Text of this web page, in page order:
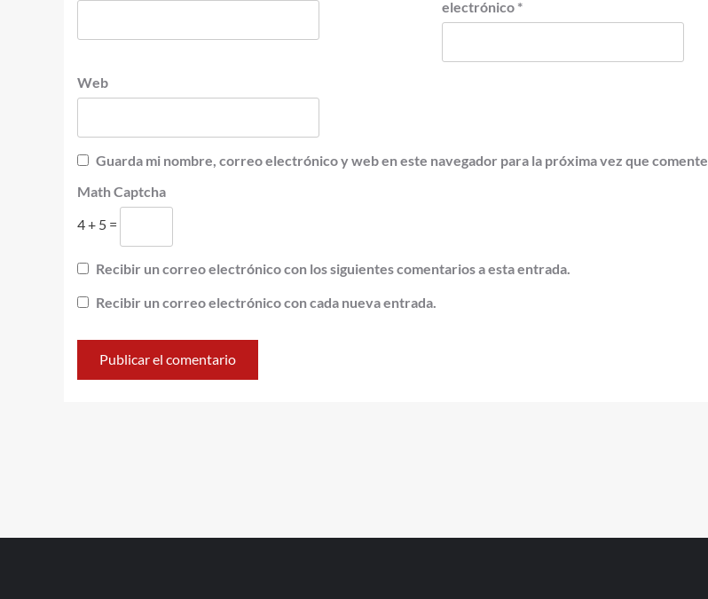
electrónico *
Web
Guarda mi nombre, correo electrónico y web en este navegador para la próxima vez que comente.
Math Captcha
4 + 5 =
Recibir un correo electrónico con los siguientes comentarios a esta entrada.
Recibir un correo electrónico con cada nueva entrada.